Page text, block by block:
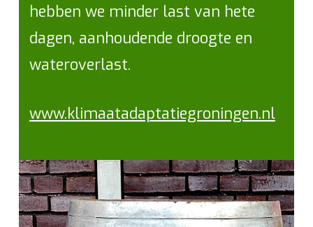
hebben we minder last van hete
dagen, aanhoudende droogte en
wateroverlast.
www.klimaatadaptatiegroningen.nl